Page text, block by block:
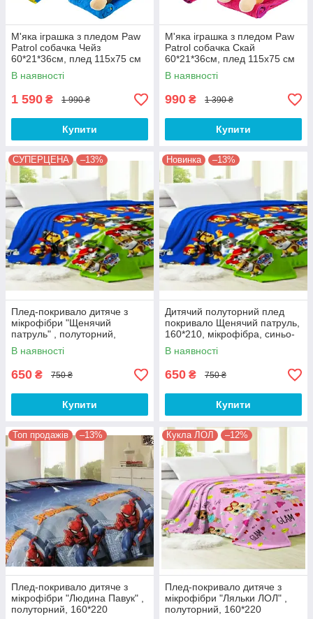
М'яка іграшка з пледом Paw
Patrol собачка Чейз
60*21*36см, плед 115х75 см
В наявності
1 590 ₴ 1 990 ₴
Купити
М'яка іграшка з пледом Paw
Patrol собачка Скай
60*21*36см, плед 115х75 см
В наявності
990 ₴ 1 390 ₴
Купити
СУПЕРЦЕНА –13%
Плед-покривало дитяче з
мікрофібри "Щенячий
патруль" , полуторний,
160*220
В наявності
650 ₴ 750 ₴
Купити
Новинка –13%
Дитячий полуторний плед
покривало Щенячий патруль,
160*210, мікрофібра, синьо-
зелений
В наявності
650 ₴ 750 ₴
Купити
Топ продажів –13%
Плед-покривало дитяче з
мікрофібри "Людина Павук" ,
полуторний, 160*220
Кукла ЛОЛ –12%
Плед-покривало дитяче з
мікрофібри "Ляльки ЛОЛ" ,
полуторний, 160*220